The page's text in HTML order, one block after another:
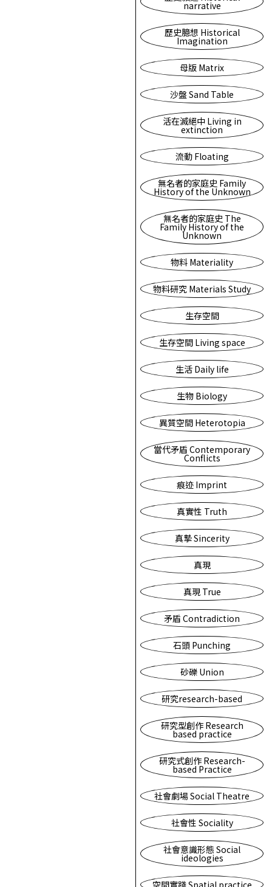
narrative
歷史臆想 Historical
Imagination
母版 Matrix
沙盤 Sand Table
活在滅絕中 Living in
extinction
流動 Floating
無名者的家庭史 Family
History of the Unknown
無名者的家庭史 The
Family History of the
Unknown
物料 Materiality
物料研究 Materials Study
生存空間
生存空間 Living space
生活 Daily life
生物 Biology
異質空間 Heterotopia
當代矛盾 Contemporary
Conflicts
痕迹 Imprint
真實性 Truth
真摯 Sincerity
真現
真現 True
矛盾 Contradiction
石頭 Punching
砂礫 Union
研究research-based
研究型創作 Research
based practice
研究式創作 Research-
based Practice
社會劇場 Social Theatre
社會性 Sociality
社會意識形態 Social
ideologies
空間實踐 Spatial practice